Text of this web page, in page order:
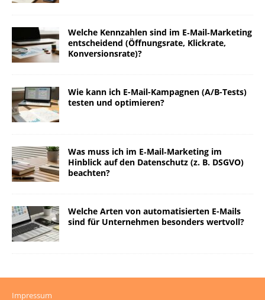
Welche Kennzahlen sind im E‑Mail‑Marketing
entscheidend (Öffnungsrate, Klickrate,
Konversionsrate)?
Wie kann ich E-Mail-Kampagnen (A/B-Tests)
testen und optimieren?
Was muss ich im E‑Mail‑Marketing im
Hinblick auf den Datenschutz (z. B. DSGVO)
beachten?
Welche Arten von automatisierten E-Mails
sind für Unternehmen besonders wertvoll?
Impressum